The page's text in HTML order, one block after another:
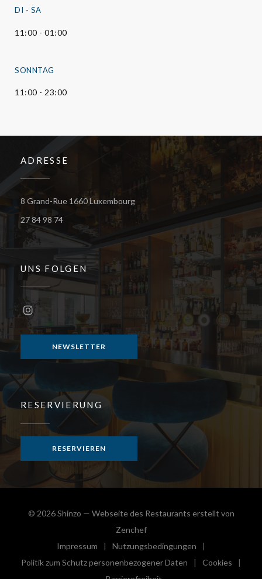
DI - SA
11:00 - 01:00
SONNTAG
11:00 - 23:00
ADRESSE
8 Grand-Rue 1660 Luxembourg((öffnet ein neues Fenster))
27 84 98 74
UNS FOLGEN
Instagram ((öffnet ein neues Fenster))
NEWSLETTER
RESERVIERUNG
RESERVIEREN
© 2026 Shinzo — Webseite des Restaurants erstellt von
Zenchef((öffnet ein neues Fenster))
Impressum
((öffnet ein neues Fenster))
Nutzungsbedingungen
((öffnet ein neues Fenster))
Politik zum Schutz personenbezogener Daten
((öffnet ein neues Fenster))
Cookies
((öffnet